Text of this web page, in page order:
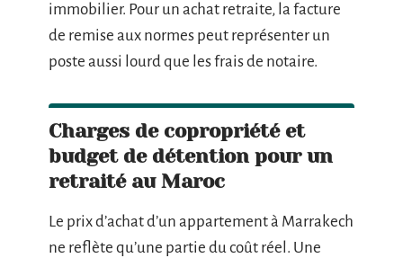
immobilier. Pour un achat retraite, la facture
de remise aux normes peut représenter un
poste aussi lourd que les frais de notaire.
Charges de copropriété et
budget de détention pour un
retraité au Maroc
Le prix d’achat d’un appartement à Marrakech
ne reflète qu’une partie du coût réel. Une